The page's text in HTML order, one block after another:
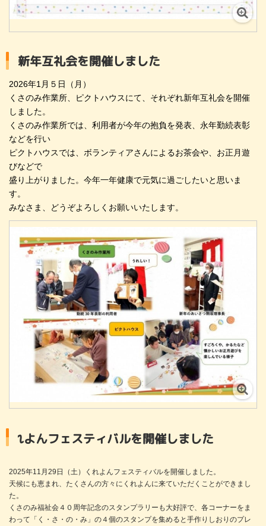
新年互礼会を開催しました
2026年1月５日（月）
くさのみ作業所、ピクトハウスにて、それぞれ新年互礼会を開催
しました。
くさのみ作業所では、利用者が今年の抱負を発表、永年勤続表彰
などを行い
ピクトハウスでは、ボランティアさんによるお茶会や、お正月遊
びなどで
盛り上がりました。今年一年健康で元気に過ごしたいと思いま
す。
みなさま、どうぞよろしくお願いいたします。
ィバルを開催しました
2025年11月29日（土）くれよんフェスティバルを開催しました。
天候にも恵まれ、たくさんの方々にくれよんに来ていただくことができまし
た。
くさのみ福祉会４０周年記念のスタンプラリーも大好評で、各コーナーをま
わって「く・さ・の・み」の４個のスタンプを集めると手作りしおりのプレ